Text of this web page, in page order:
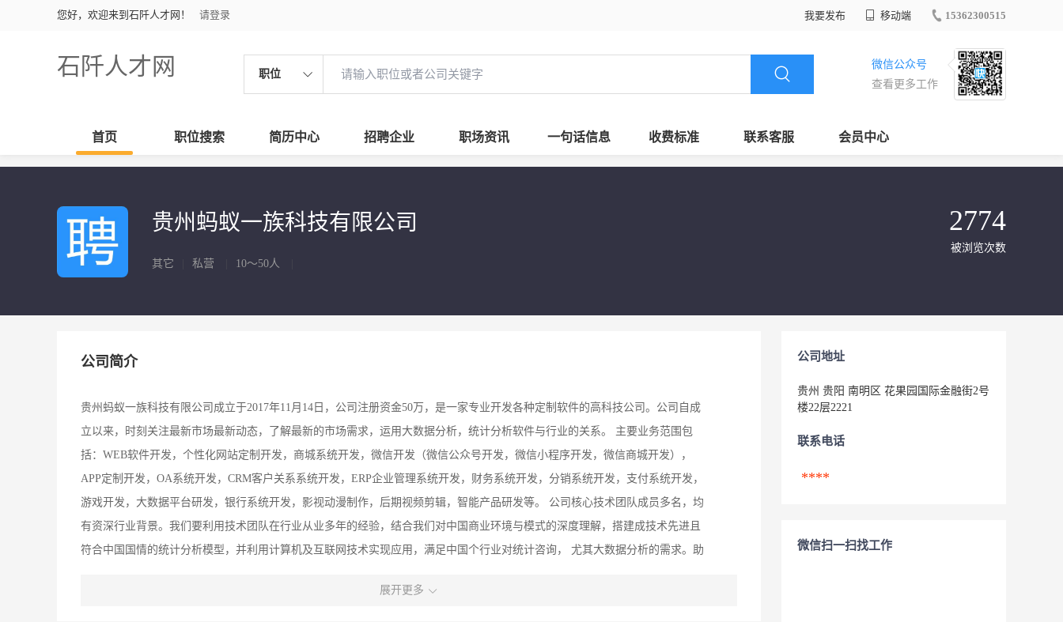
您好，欢迎来到石阡人才网！ 请登录 我要发布 移动端 15362300515
石阡人才网 职位
微信公众号
查看更多工作
首页 职位搜索 简历中心 招聘企业 职场资讯 一句话信息 收费标准 联系客服 会员中心
贵州蚂蚁一族科技有限公司
其它 私营 10～50人
2774
被浏览次数
公司简介
贵州蚂蚁一族科技有限公司成立于2017年11月14日，公司注册资金50万，是一家专业开发各种定制软件的高科技公司。公司自成
立以来，时刻关注最新市场最新动态，了解最新的市场需求，运用大数据分析，统计分析软件与行业的关系。 主要业务范围包
括：WEB软件开发，个性化网站定制开发，商城系统开发，微信开发（微信公众号开发，微信小程序开发，微信商城开发），
APP定制开发，OA系统开发，CRM客户关系系统开发，ERP企业管理系统开发，财务系统开发，分销系统开发，支付系统开发，
游戏开发，大数据平台研发，银行系统开发，影视动漫制作，后期视频剪辑，智能产品研发等。 公司核心技术团队成员多名，均
有资深行业背景。我们要利用技术团队在行业从业多年的经验，结合我们对中国商业环境与模式的深度理解，搭建成技术先进且
符合中国国情的统计分析模型，并利用计算机及互联网技术实现应用，满足中国个行业对统计咨询， 尤其大数据分析的需求。助
展开更多
公司地址
贵州 贵阳 南明区 花果园国际金融街2号
楼22层2221
联系电话
****
微信扫一扫找工作